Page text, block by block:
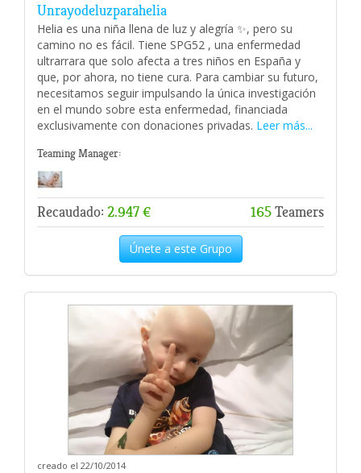
Unrayodeluzparahelia
Helia es una niña llena de luz y alegría ✨, pero su
camino no es fácil. Tiene SPG52 , una enfermedad
ultrarrara que solo afecta a tres niños en España y
que, por ahora, no tiene cura. Para cambiar su futuro,
necesitamos seguir impulsando la única investigación
en el mundo sobre esta enfermedad, financiada
exclusivamente con donaciones privadas. Leer más...
Teaming Manager:
Recaudado: 2.947 € 165Teamers
Únete a este Grupo
creado el 22/10/2014